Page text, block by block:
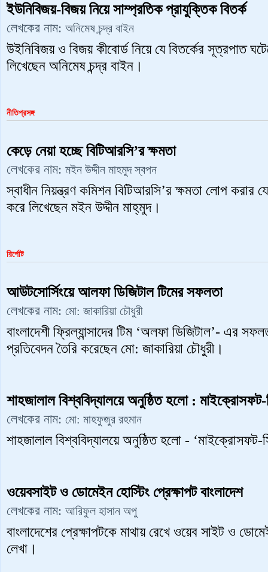
ইউনিবিজয়-বিজয় নিয়ে সাম্প্রতিক প্রাযুক্তিক বিতর্ক
লেখকের নাম: অনিমেষ চন্দ্র বাইন
উইনিবিজয় ও বিজয় কীবোর্ড নিয়ে যে বিতর্কের সূত্রপাত
লিখেছেন অনিমেষ চন্দ্র বাইন।
নীতিপ্রসঙ্গ
কেড়ে নেয়া হচ্ছে বিটিআরসি’র ক্ষমতা
লেখকের নাম: মইন উদ্দীন মাহমুদ স্বপন
স্বাধীন নিয়ন্ত্রণ কমিশন বিটিআরসি’র ক্ষমতা লোপ করার
করে লিখেছেন মইন উদ্দীন মাহ্‌মুদ।
রির্পোট
আউটসোর্সিংয়ে আলফা ডিজিটাল টিমের সফলতা
লেখকের নাম: মো: জাকারিয়া চৌধুরী
বাংলাদেশী ফ্রিল্যান্সাদের টিম ‘অলফা ডিজিটাল’- এর
প্রতিবেদন তৈরি করেছেন মো: জাকারিয়া চৌধুরী।
শাহজালাল বিশ্ববিদ্যালয়ে অনুষ্ঠিত হলো :
লেখকের নাম: মো: মাহফুজুর রহমান
শাহজালাল বিশ্ববিদ্যালয়ে অনুষ্ঠিত হলো - ‘মাইক্রোসফট-
ওয়েবসাইট ও ডোমেইন হোস্টিং প্রেক্ষাপট বাংলাদেশ
লেখকের নাম: আরিফুল হাসান অপু
বাংলাদেশের প্রেক্ষাপটকে মাথায় রেখে ওয়েব সাইট ও
লেখা।